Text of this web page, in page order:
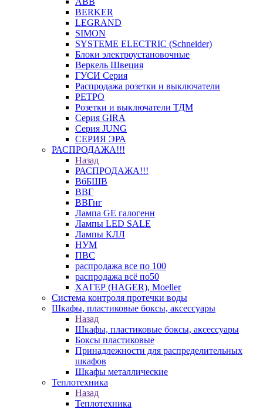
BERKER
LEGRAND
SIMON
SYSTEME ELECTRIC (Schneider)
Блоки электроустановочные
Веркель Швеция
ГУСИ Серия
Распродажа розетки и выключатели
РЕТРО
Розетки и выключатели ТДМ
Серия GIRA
Серия JUNG
СЕРИЯ ЭРА
РАСПРОДАЖА!!!
Назад
РАСПРОДАЖА!!!
ВбБШВ
ВВГ
ВВГнг
Лампа GE галогенн
Лампы LED SALE
Лампы КЛЛ
НУМ
ПВС
распродажа все по 100
распродажа всё по50
ХАГЕР (HAGER), Moeller
Система контроля протечки воды
Шкафы, пластиковые боксы, аксессуары
Назад
Шкафы, пластиковые боксы, аксессуары
Боксы пластиковые
Принадлежности для распределительных
шкафов
Шкафы металлические
Теплотехника
Назад
Теплотехника